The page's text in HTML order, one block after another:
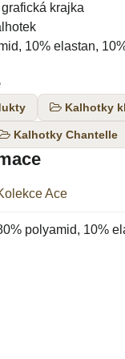
krajka
10% elastan,
Kalhotky
Kalhotky Chantelle
Ace
polyamid, 10%